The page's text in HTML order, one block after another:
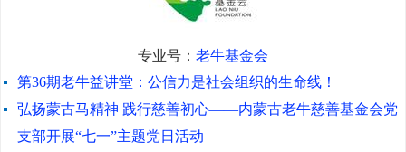
专业号： 老牛基金会
第36期老牛益讲堂：公信力是社会组织的生命线！
弘扬蒙古马精神 践行慈善初心——内蒙古老牛慈善基金会党
支部开展“七一”主题党日活动